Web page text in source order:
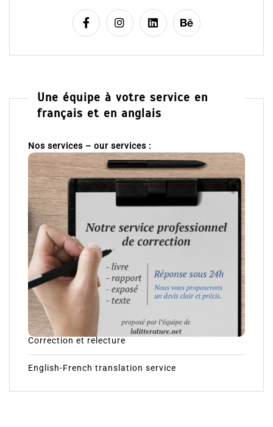
Une équipe à votre service en
français et en anglais
Nos services – our services :
Correction et relecture
English-French translation service